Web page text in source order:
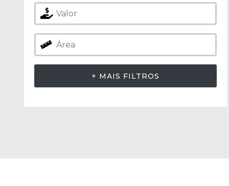
Balneário Piçarras 2
Joinville
São Francisco do
+ MAIS FILTROS